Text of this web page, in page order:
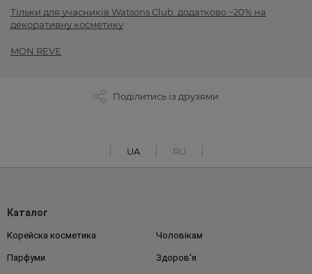
Тільки для учасників Watsons Club: додатково −20% на
декоративну косметику
MON REVE
Поділитись із друзями
UA RU
Каталог
Корейска косметика Чоловікам
Парфуми Здоров'я